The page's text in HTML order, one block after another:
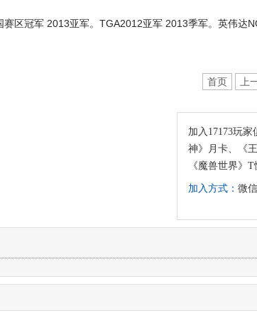
区冠军 2013亚军。TGA2012亚军 2013季军。英伟达
首页 上
加入17173玩家
神》月卡、《
《魔兽世界》
加入方式： 微